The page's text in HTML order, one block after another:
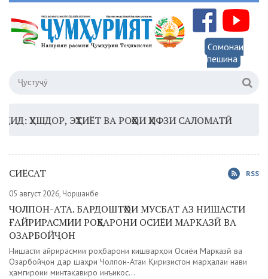
Сомонаи
пешина
ЭҲТИЁТ ВА РОҲҲОИ ҲИФЗИ САЛОМАТӢ16:35 –
СИЁСАТ RSS
05 август 2026, Чоршанбе
ЧОЛПОН-АТА. БАРДОШТҲОИ МУСБАТ АЗ НИШАСТИ
ҒАЙРИРАСМИИ РОҲБАРОНИ ОСИЁИ МАРКАЗӢ ВА
ОЗАРБОЙҶОН
Нишасти ғайрирасмии роҳбарони кишварҳои Осиёи Марказӣ ва
Озарбойҷон дар шаҳри Чолпон-Атаи Қирғизистон марҳалаи нави
ҳамгироии минтақавиро инъикос...